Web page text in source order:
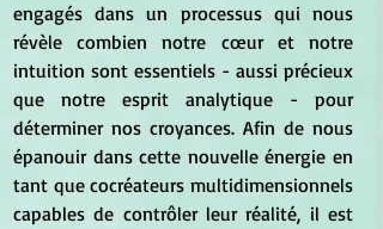
engagés dans un processus qui nous
révèle combien notre cœur et notre
intuition sont essentiels - aussi précieux
que notre esprit analytique - pour
déterminer nos croyances. Afin de nous
épanouir dans cette nouvelle énergie en
tant que cocréateurs multidimensionnels
capables de contrôler leur réalité, il est